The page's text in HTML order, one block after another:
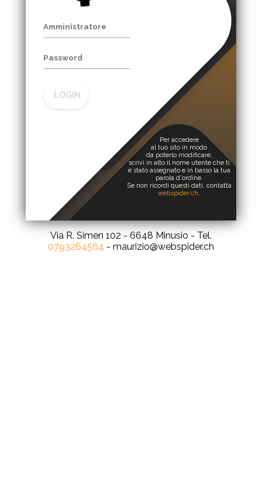
LOGIN
Per accedere
al tuo sito in modo
da poterlo modificare,
scrivi in alto il nome utente che ti
è stato assegnato e in basso la tua
parola d'ordine.
Se non ricordi questi dati, contatta
webspider.ch.
Via R. Simen 102 - 6648 Minusio - Tel.
0793264564 - maurizio@webspider.ch